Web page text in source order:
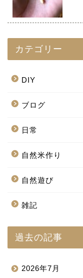
カテゴリー
DIY
ブログ
日常
自然米作り
自然遊び
雑記
過去の記事
2026年7月